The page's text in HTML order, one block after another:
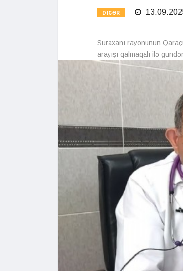
DIGƏR
Suraxanı rayonunun
arayışı qalmaqalı ilə